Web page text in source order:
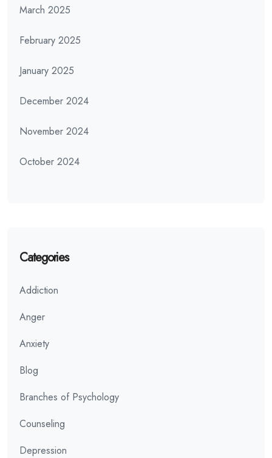
March 2025
February 2025
January 2025
December 2024
November 2024
October 2024
Categories
Addiction
Anger
Anxiety
Blog
Branches of Psychology
Counseling
Depression